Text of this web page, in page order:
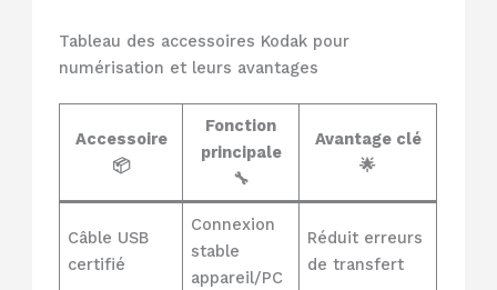
Tableau des accessoires Kodak pour
numérisation et leurs avantages
Accessoire
📦
Fonction
principale
🔧
Avantage clé
🌟
Câble USB
certifié
Connexion
stable
appareil/PC
Réduit erreurs
de transfert